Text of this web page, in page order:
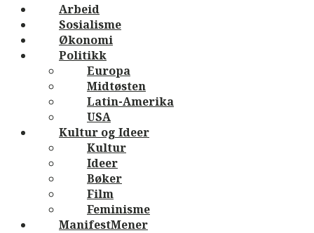
Arbeid
Sosialisme
Økonomi
Politikk
Europa
Midtøsten
Latin-Amerika
USA
Kultur og Ideer
Kultur
Ideer
Bøker
Film
Feminisme
ManifestMener